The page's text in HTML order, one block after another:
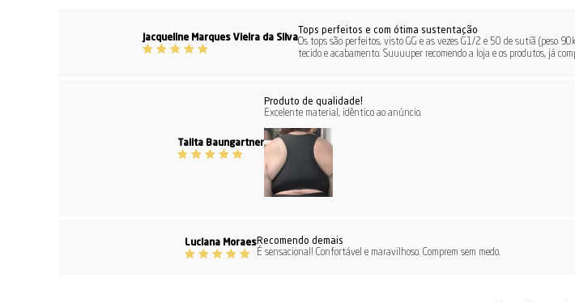
Jacqueline Marques Vieira da Silva
Tops perfeitos e com ótima sustentação
Os tops são perfeitos, visto GG e as vezes G1/2 e 50 de sutiã (peso
tecido e acabamento. Suuuuper recomendo a loja e os produtos, já
Talita Baungartner
Produto de qualidade!
Excelente material, idêntico ao anúncio.
Luciana MoraesRecomendo demais
É sensacional! Confortável e maravilhoso. Comprem sem medo.